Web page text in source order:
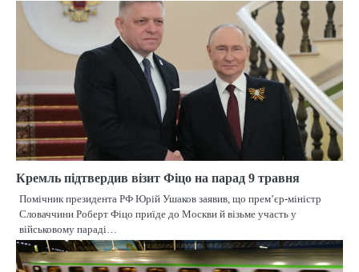
Кремль підтвердив візит Фіцо на парад 9 травня
Помічник президента РФ Юрій Ушаков заявив, що прем’єр-міністр
Словаччини Роберт Фіцо приїде до Москви й візьме участь у
військовому параді…